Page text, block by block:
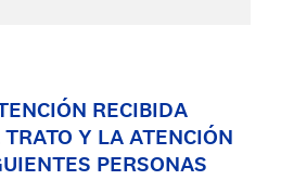
RECIBIDA
Y LA ATENCIÓN
PERSONAS